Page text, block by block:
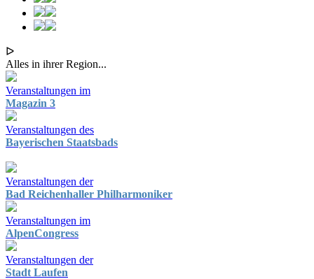
ᐅ
Alles in ihrer Region...
Veranstaltungen im
Magazin 3
Veranstaltungen des
Bayerischen Staatsbads
Veranstaltungen der
Bad Reichenhaller Philharmoniker
Veranstaltungen im
AlpenCongress
Veranstaltungen der
Stadt Laufen